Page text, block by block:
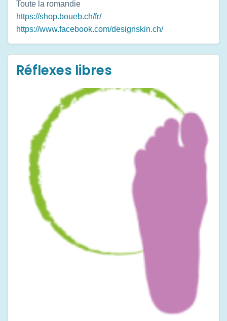
Toute la romandie
https://shop.boueb.ch/fr/
https://www.facebook.com/designskin.ch/
Réflexes libres